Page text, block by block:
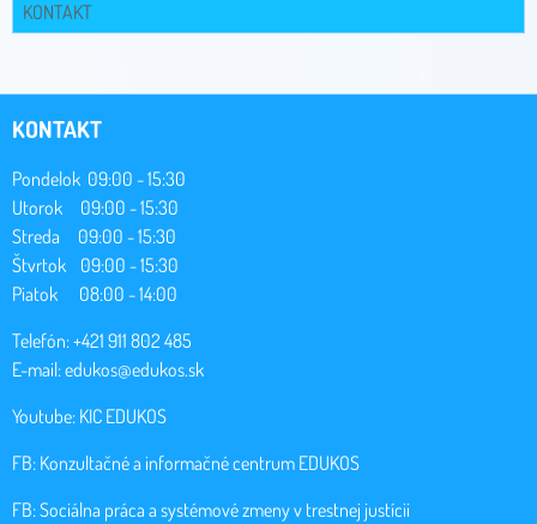
KONTAKT
KONTAKT
Pondelok 09:00 - 15:30
Utorok 09:00 - 15:30
Streda 09:00 - 15:30
Štvrtok 09:00 - 15:30
Piatok 08:00 - 14:00
Telefón: +421 911 802 485
E-mail:edukos@edukos.sk
Youtube: KIC EDUKOS
FB: Konzultačné a informačné centrum EDUKOS
FB:Sociálna práca a systémové zmeny v trestnej justícii